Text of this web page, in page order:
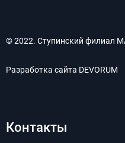
© 2022. Ступинский филиал
Разработка сайта DEVORUM
Контакты